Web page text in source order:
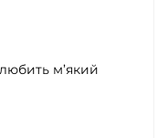
м’який